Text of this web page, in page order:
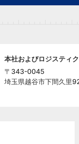
本社およびロジスティ
〒343-0045
埼玉県越谷市下間久里